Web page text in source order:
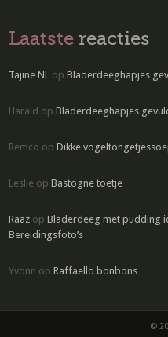
Laatste reacties
Tajine NL opBladerdeeghapjes
Harald opBladerdeeghapjes
Remco opDikke
Leslie opBastogne toetje
Raaz opBladerdeeg met pudding
Bereidingsfoto’s
Yvonn opRaffaello bonbons
©